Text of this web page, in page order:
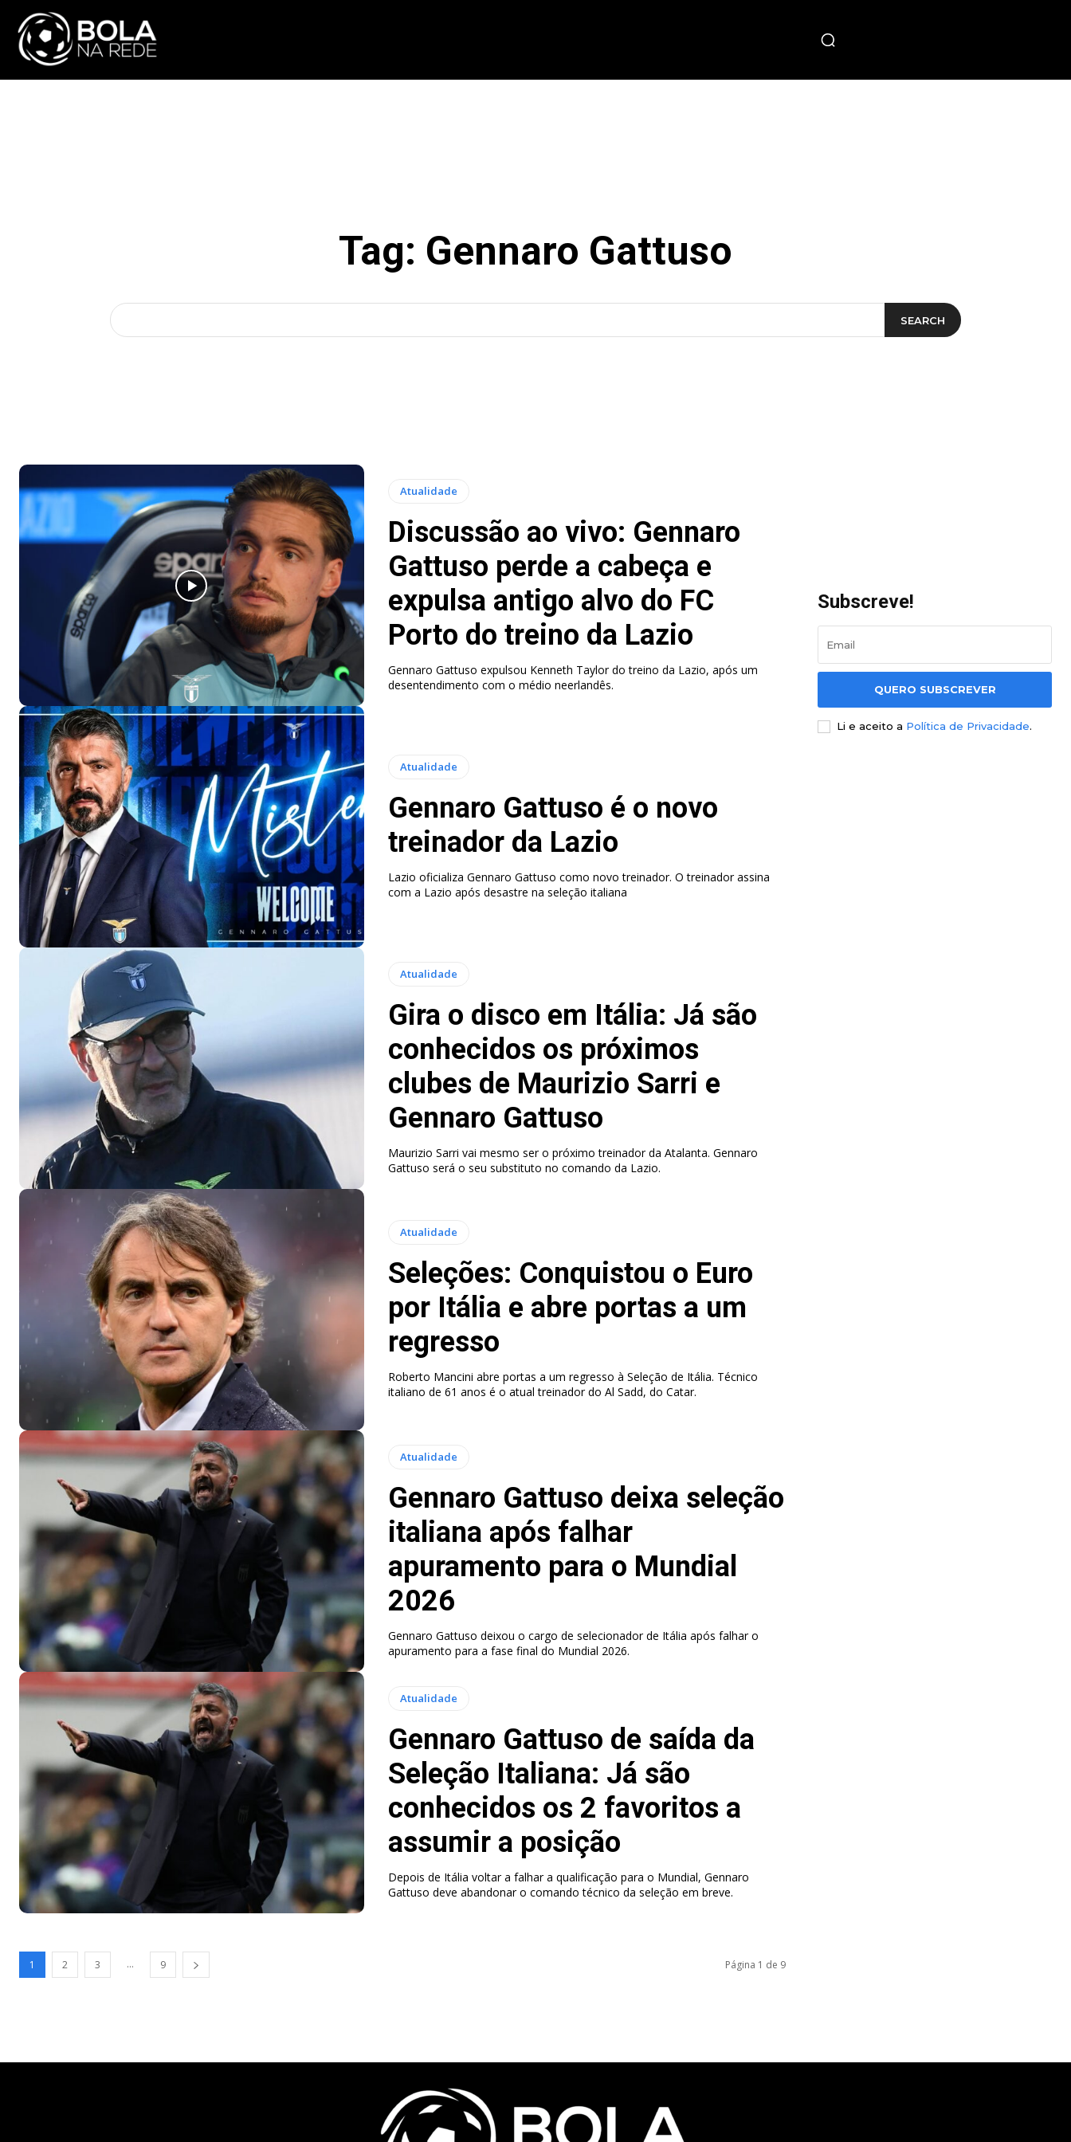
Tag: Gennaro Gattuso
SEARCH
Atualidade
Discussão ao vivo: Gennaro
Gattuso perde a cabeça e
expulsa antigo alvo do FC
Porto do treino da Lazio
Gennaro Gattuso expulsou Kenneth Taylor do treino da Lazio, após um
desentendimento com o médio neerlandês.
Atualidade
Gennaro Gattuso é o novo
treinador da Lazio
Lazio oficializa Gennaro Gattuso como novo treinador. O treinador assina
com a Lazio após desastre na seleção italiana
Atualidade
Gira o disco em Itália: Já são
conhecidos os próximos
clubes de Maurizio Sarri e
Gennaro Gattuso
Maurizio Sarri vai mesmo ser o próximo treinador da Atalanta. Gennaro
Gattuso será o seu substituto no comando da Lazio.
Atualidade
Seleções: Conquistou o Euro
por Itália e abre portas a um
regresso
Roberto Mancini abre portas a um regresso à Seleção de Itália. Técnico
italiano de 61 anos é o atual treinador do Al Sadd, do Catar.
Atualidade
Gennaro Gattuso deixa seleção
italiana após falhar
apuramento para o Mundial
2026
Gennaro Gattuso deixou o cargo de selecionador de Itália após falhar o
apuramento para a fase final do Mundial 2026.
Atualidade
Gennaro Gattuso de saída da
Seleção Italiana: Já são
conhecidos os 2 favoritos a
assumir a posição
Depois de Itália voltar a falhar a qualificação para o Mundial, Gennaro
Gattuso deve abandonar o comando técnico da seleção em breve.
1 2 3 ... 9 Página 1 de 9
Subscreve!
QUERO SUBSCREVER
Li e aceito a Política de Privacidade.